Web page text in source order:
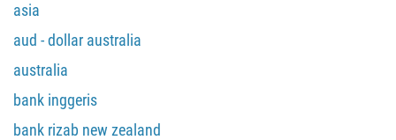
asia
aud - dollar australia
australia
bank inggeris
bank rizab new zealand